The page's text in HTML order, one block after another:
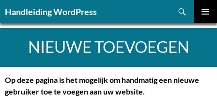
naar
de
Handleiding WordPress
NIEUWE TOEVOEGEN
Op deze pagina is het mogelijk om handmatig een nieuwe
gebruiker toe te voegen aan uw website.